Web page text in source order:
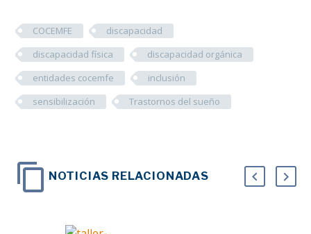
COCEMFE
discapacidad
discapacidad física
discapacidad orgánica
entidades cocemfe
inclusión
sensibilización
Trastornos del sueño
NOTICIAS RELACIONADAS